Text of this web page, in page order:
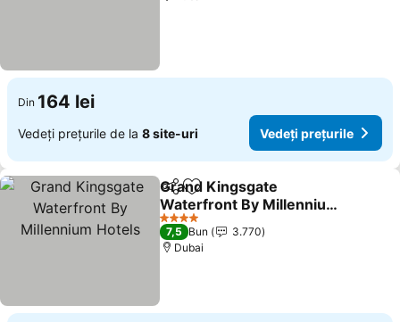
Din 164 lei
Vedeți prețurile de la 8 site-uri Vedeți prețurile
DistribuițiAdăugaţi la favorite
Grand Kingsgate
Waterfront By Millennium
Hotels
4 Stele
7,5 Bun
3.770
Dubai